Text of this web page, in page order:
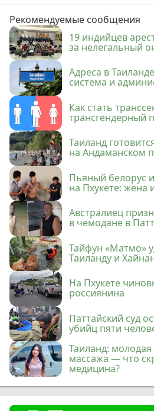
Рекомендуемые сообщения
19 индийцев
за нелегальный
Адреса в
система и
Как стать
трансгендерный
Таиланд
на Андаманском
Пьяный белорус
на Пхукете: жена
Австралиец
в чемодане в
Тайфун «Матмо»
Таиланду и
На Пхукете
россиянина
Паттайский суд
убийц пяти
Таиланд:
массажа — что
медицина?